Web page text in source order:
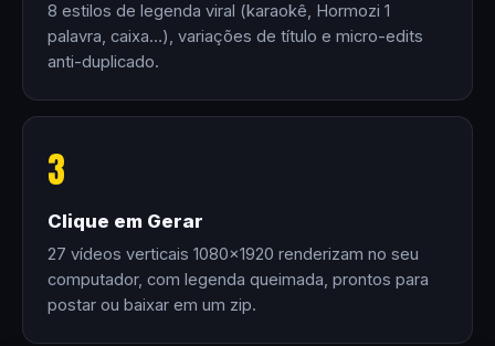
8 estilos de legenda viral (karaokê, Hormozi 1
palavra, caixa…), variações de título e micro-edits
anti-duplicado.
3
Clique em Gerar
27 vídeos verticais 1080×1920 renderizam no seu
computador, com legenda queimada, prontos para
postar ou baixar em um zip.